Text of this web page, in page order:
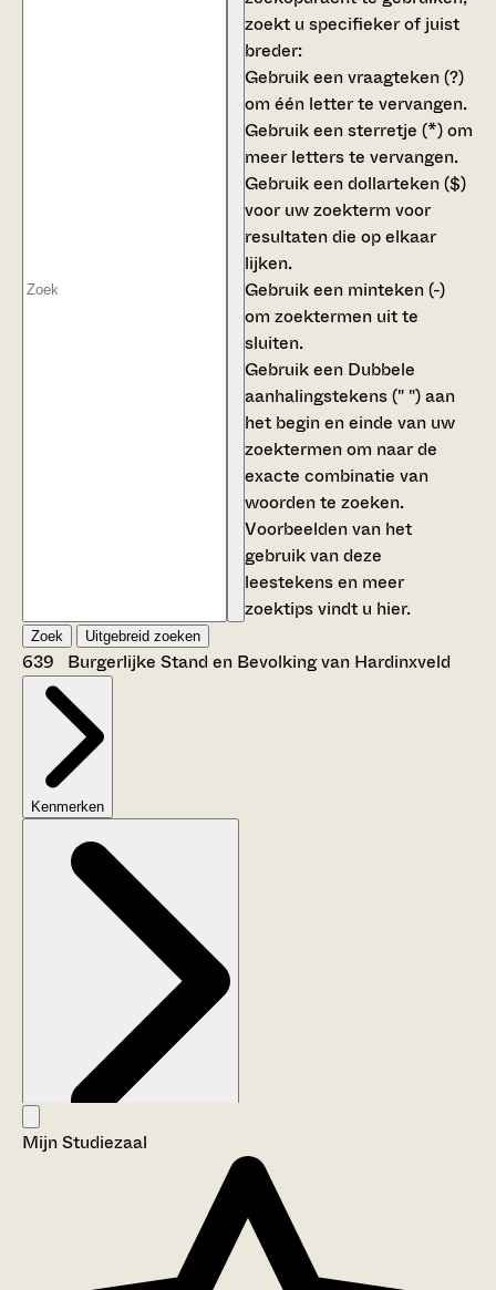
zoekt u specifieker of juist
breder:
Gebruik eenvraagteken (?)
om één letter te vervangen.
Gebruik eensterretje (*)om
meer letters te vervangen.
Gebruik eendollarteken ($)
voor uw zoekterm voor
resultaten die op elkaar
lijken.
Gebruik een minteken (-)
om zoektermen uit te
sluiten.
Gebruik een Dubbele
aanhalingstekens (" ")aan
het begin en einde van uw
zoektermen om naar de
exacte combinatie van
woorden te zoeken.
Voorbeelden van het
gebruik van deze
leestekens en meer
zoektips vindt u hier.
Zoek Uitgebreid zoeken
639 Burgerlijke Stand en Bevolking van Hardinxveld
Kenmerken
Aanwijzingen voor de gebruiker
Mijn Studiezaal